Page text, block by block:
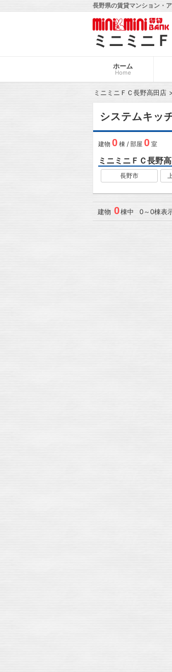
長野県の賃貸マンション・
ミニミニ
ホーム
Home
ミニミニＦＣ長野高田店
システムキッ
建物 0 棟 / 部屋 0 室
ミニミニＦＣ長野
長野市
建物 0棟中 0～0棟表